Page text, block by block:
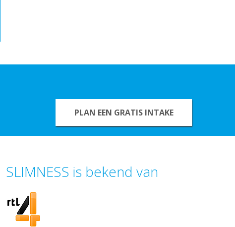
PLAN EEN GRATIS INTAKE
SLIMNESS is bekend van